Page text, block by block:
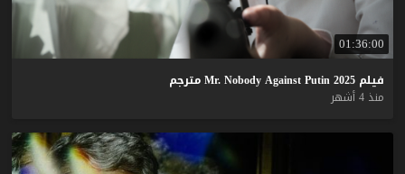
01:36:00
فيلم Mr. Nobody Against Putin 2025
مترجم
منذ 4 أشهر